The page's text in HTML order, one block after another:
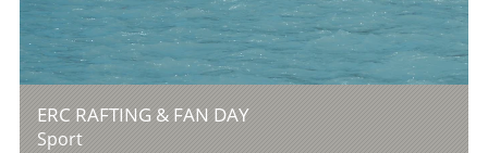
ERC RAFTING & FAN DAY
Sport